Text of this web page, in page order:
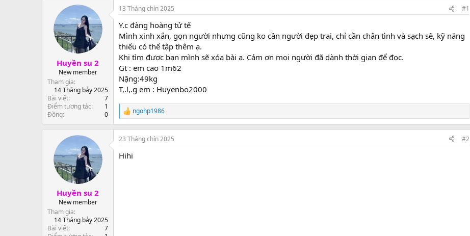
y
b
t
ầ
u
ẻ
Huyền su 2
New member
Tham gia
14 Tháng bảy 2025
Bài viết
7
Điểm tương tác
1
Đồng
0
13 Tháng chín 2025 #1
Y.c đàng hoàng tử tế
Mình xinh xắn, gọn người nhưng cũng ko cần người đẹp trai, chỉ cần chân tình và sạch sẽ, kỹ năng
thiếu có thể tập thêm ạ.
Khi tìm được bạn mình sẽ xóa bài ạ. Cảm ơn mọi người đã dành thời gian để đọc.
Gt : em cao 1m62
Nặng:49kg
T,.l,.g em : Huyenbo2000
R
e
a
c
t
i
ngohp1986
Huyền su 2
New member
Tham gia
14 Tháng bảy 2025
Bài viết
7
23 Tháng chín 2025 #2
Hihi